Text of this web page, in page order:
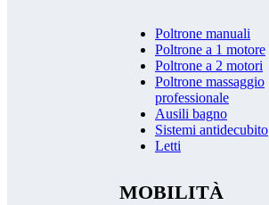
Poltrone manuali
Poltrone a 1 motore
Poltrone a 2 motori
Poltrone massaggio
professionale
Ausili bagno
Sistemi antidecubito
Letti
MOBILITÀ